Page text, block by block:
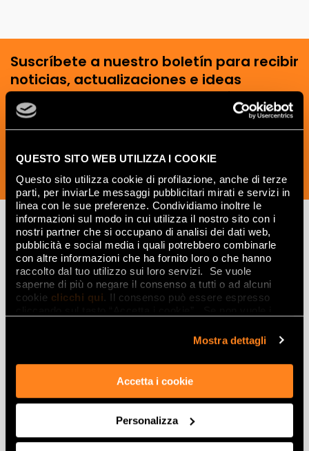
QUESTO SITO WEB UTILIZZA I COOKIE
Questo sito utilizza cookie di profilazione, anche di terze
parti, per inviarLe messaggi pubblicitari mirati e servizi in
linea con le sue preferenze. Condividiamo inoltre le
informazioni sul modo in cui utilizza il nostro sito con i
nostri partner che si occupano di analisi dei dati web,
pubblicità e social media i quali potrebbero combinarle
con altre informazioni che ha fornito loro o che hanno
raccolto dal tuo utilizzo sui loro servizi. Se vuole
saperne di più o negare il consenso a tutti o ad alcuni
cookie clicchi qui. Il consenso può essere espresso
Mostra dettagli
Accetta i cookie
Personalizza
Suscríbete a nuestro boletín para recibir
noticias, actualizaciones e ideas
creativas del mundo de la cerámica y el
interiorismo.
SUSCRÍBETE AHORA
Lasciati
ispirare
da ambienti
Gres porcellanato effetto marmo
Gres porcellanato effetto legno
Gres porcellanato effetto pietra
Gres porcellanato effetto resina e cemento